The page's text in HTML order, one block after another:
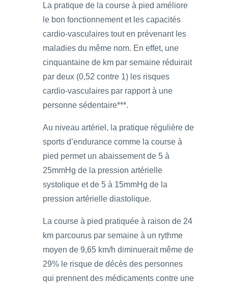
La pratique de la course à pied améliore
le bon fonctionnement et les capacités
cardio-vasculaires tout en prévenant les
maladies du même nom. En effet, une
cinquantaine de km par semaine réduirait
par deux (0,52 contre 1) les risques
cardio-vasculaires par rapport à une
personne sédentaire***.
Au niveau artériel, la pratique régulière de
sports d’endurance comme la course à
pied permet un abaissement de 5 à
25mmHg de la pression artérielle
systolique et de 5 à 15mmHg de la
pression artérielle diastolique.
La course à pied pratiquée à raison de 24
km parcourus par semaine à un rythme
moyen de 9,65 km/h diminuerait même de
29% le risque de décès des personnes
qui prennent des médicaments contre une